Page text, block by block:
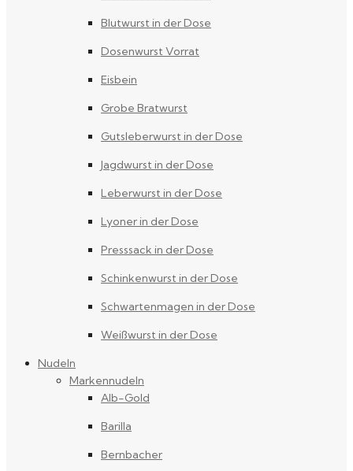
Blutwurst in der Dose
Dosenwurst Vorrat
Eisbein
Grobe Bratwurst
Gutsleberwurst in der Dose
Jagdwurst in der Dose
Leberwurst in der Dose
Lyoner in der Dose
Presssack in der Dose
Schinkenwurst in der Dose
Schwartenmagen in der Dose
Weißwurst in der Dose
Nudeln
Markennudeln
Alb-Gold
Barilla
Bernbacher